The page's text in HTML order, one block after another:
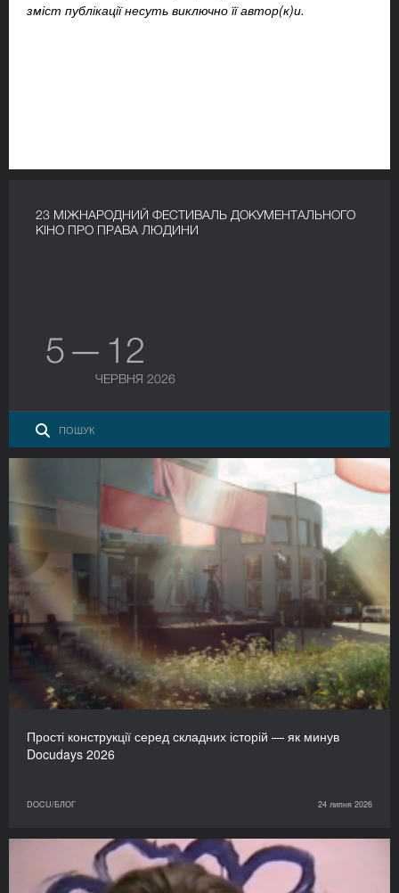
зміст публікації несуть виключно її автор(к)и.
23 МІЖНАРОДНИЙ ФЕСТИВАЛЬ ДОКУМЕНТАЛЬНОГО
КІНО ПРО ПРАВА ЛЮДИНИ
5 — 12
ЧЕРВНЯ 2026
Прості конструкції серед складних історій — як минув
Docudays 2026
DOCU/БЛОГ 24 липня 2026